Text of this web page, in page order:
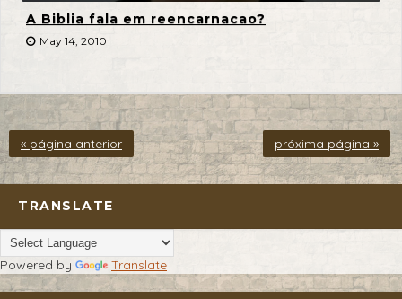
A Biblia fala em reencarnacao?
May 14, 2010
« página anterior próxima página »
TRANSLATE
Powered by Translate